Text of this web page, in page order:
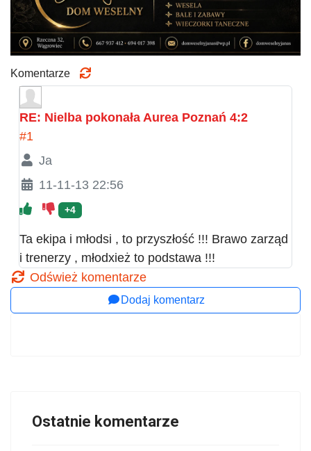
Komentarze
RE: Nielba pokonała Aurea Poznań 4:2
#1
Ja
11-11-13 22:56
+4
Ta ekipa i młodsi , to przyszłość !!! Brawo zarząd
i trenerzy , młodxież to podstawa !!!
Odśwież komentarze
Dodaj komentarz
Ostatnie komentarze